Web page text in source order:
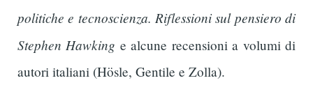
politiche e tecnoscienza. Riflessioni sul pensiero di
Stephen Hawking e alcune recensioni a volumi di
autori italiani (Hösle, Gentile e Zolla).